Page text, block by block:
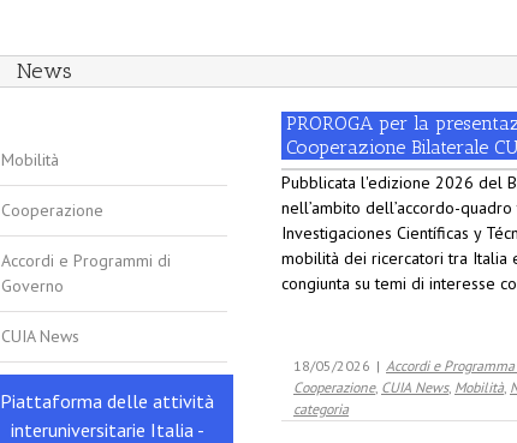
News
PROROGA per la
Cooperazione Bilaterale
Pubblicata l'edizione 2026 del
nell’ambito dell’accordo-
Investigaciones Científicas y
mobilità dei ricercatori tra Italia
congiunta su temi di interesse
18/05/2026 | Accordi e
Cooperazione, CUIA News, Mobilità,
categoria
Mobilità
Cooperazione
Accordi e Programmi di
Governo
CUIA News
Piattaforma delle attività
interuniversitarie Italia -